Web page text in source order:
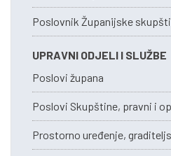
Poslovnik Županijske
UPRAVNI ODJELI I SLUŽBE
Poslovi župana
Poslovi Skupštine, pravni i
Prostorno uređenje,